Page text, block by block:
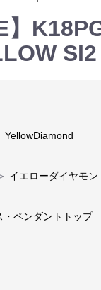
】
YellowDiamond
イエローダイヤモン
・ペンダントトップ